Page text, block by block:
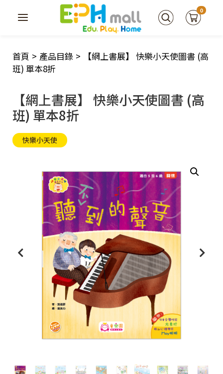
0
首頁 > 產品目錄 >
【網上書展】 快樂小天使圖書 (高
班) 單本8折
【網上書展】 快樂小天使圖書 (高
班) 單本8折
快樂小天使